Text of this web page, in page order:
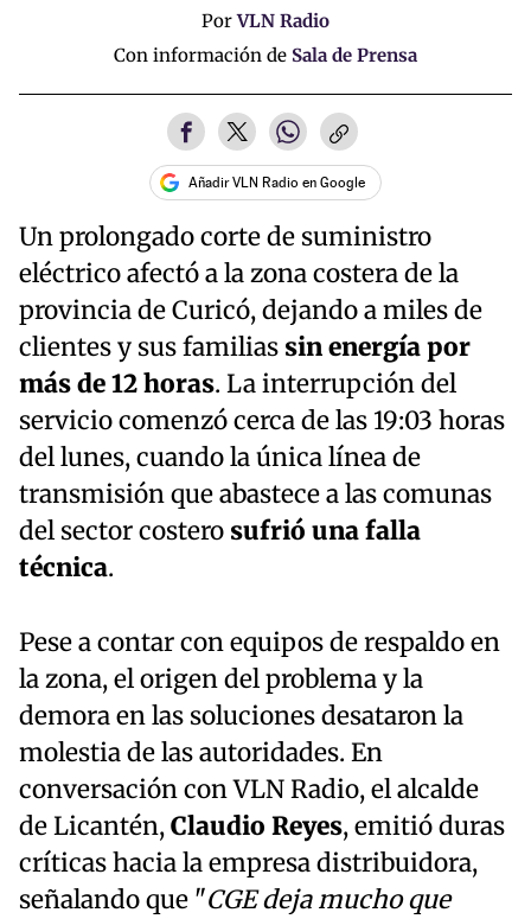
PorVLN Radio
Con información de Sala de Prensa
Añadir VLN Radio en Google
Un prolongado corte de suministro
eléctrico afectó a la zona costera de la
provincia de Curicó, dejando a miles de
clientes y sus familias sin energía por
más de 12 horas. La interrupción del
servicio comenzó cerca de las 19:03 horas
del lunes, cuando la única línea de
transmisión que abastece a las comunas
del sector costero sufrió una falla
técnica.
Pese a contar con equipos de respaldo en
la zona, el origen del problema y la
demora en las soluciones desataron la
molestia de las autoridades. En
conversación con VLN Radio, el alcalde
de Licantén,Claudio Reyes, emitió duras
críticas hacia la empresa distribuidora,
señalando que "CGE deja mucho que